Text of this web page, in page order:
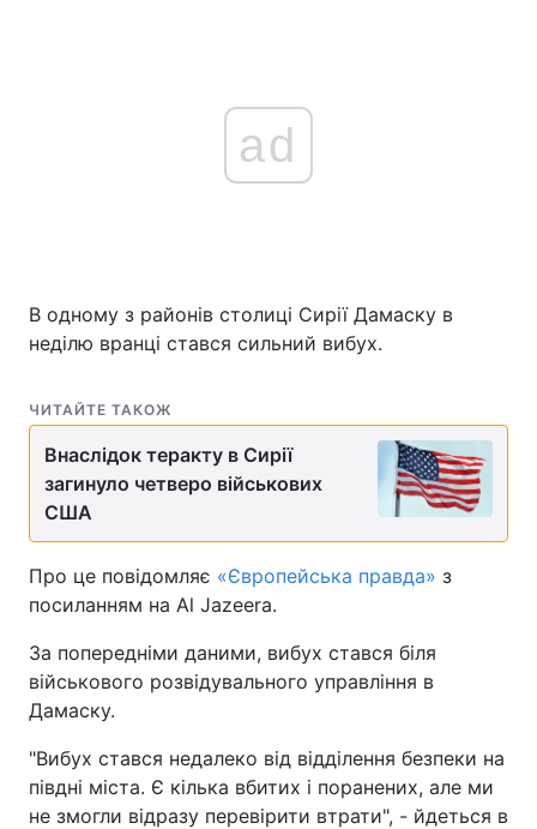
ad
В одному з районів столиці Сирії Дамаску в
неділю вранці стався сильний вибух.
ЧИТАЙТЕ ТАКОЖ
Внаслідок теракту в Сирії
загинуло четверо військових
США
Про це повідомляє «Європейська правда» з
посиланням на Al Jazeera.
За попередніми даними, вибух стався біля
військового розвідувального управління в
Дамаску.
"Вибух стався недалеко від відділення безпеки на
півдні міста. Є кілька вбитих і поранених, але ми
не змогли відразу перевірити втрати", - йдеться в